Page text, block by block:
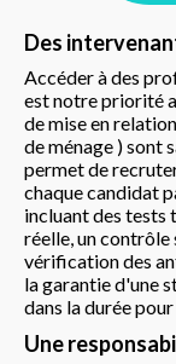
Des
Accéder à des
est notre priorité
de mise en
de ménage ) sont
permet de
chaque candidat
incluant des tests
réelle, un contrôle
vérification des
la garantie d'une
dans la durée
Une